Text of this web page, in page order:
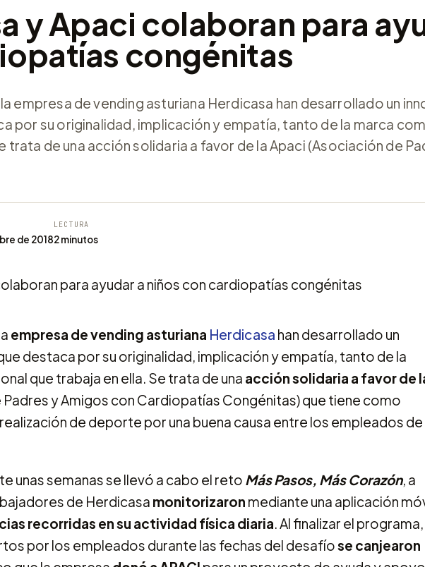
y Apaci colaboran para
congénitas
empresa de vending asturiana Herdicasa han desarrollado un
por su originalidad, implicación y empatía, tanto de la marca
trata de una acción solidaria a favor de la Apaci (Asociación de
de 2018
LECTURA
2 minutos
empresa de vending asturiana Herdicasa han desarrollado un
destaca por su originalidad, implicación y empatía, tanto de la
que trabaja en ella. Se trata de una acción solidaria a favor de
y Amigos con Cardiopatías Congénitas) que tiene como
de deporte por una buena causa entre los empleados de
unas semanas se llevó a cabo el reto Más Pasos, Más Corazón, a
de Herdicasa monitorizaron mediante una aplicación
recorridas en su actividad física diaria. Al finalizar el programa,
por los empleados durante las fechas del desafíose canjearon